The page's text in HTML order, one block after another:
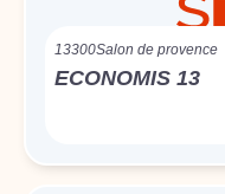
13300Salon de provence
ECONOMIS 13